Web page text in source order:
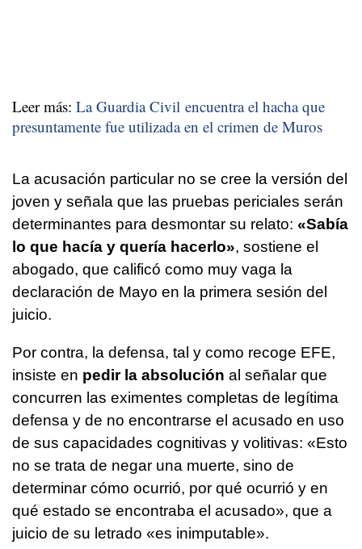
Leer más: La Guardia Civil encuentra el hacha que
presuntamente fue utilizada en el crimen de Muros
La acusación particular no se cree la versión del
joven y señala que las pruebas periciales serán
determinantes para desmontar su relato: «Sabía
lo que hacía y quería hacerlo», sostiene el
abogado, que calificó como muy vaga la
declaración de Mayo en la primera sesión del
juicio.
Por contra, la defensa, tal y como recoge EFE,
insiste en pedir la absolución al señalar que
concurren las eximentes completas de legítima
defensa y de no encontrarse el acusado en uso
de sus capacidades cognitivas y volitivas: «Esto
no se trata de negar una muerte, sino de
determinar cómo ocurrió, por qué ocurrió y en
qué estado se encontraba el acusado», que a
juicio de su letrado «es inimputable».